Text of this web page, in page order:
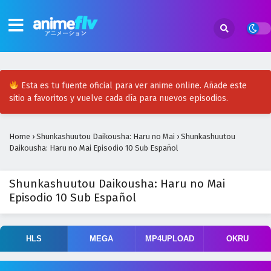
Esta es tu fuente oficial para ver anime online. Añade este
sitio a favoritos y vuelve cada día para nuevos episodios.
Home › Shunkashuutou Daikousha: Haru no Mai › Shunkashuutou
Daikousha: Haru no Mai Episodio 10 Sub Español
Shunkashuutou Daikousha: Haru no Mai
Episodio 10 Sub Español
HLS MEGA MP4UPLOAD OKRU